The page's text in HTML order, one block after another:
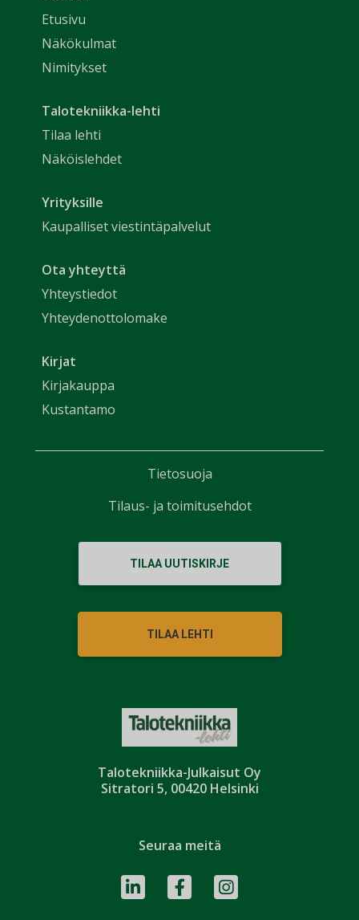
Talotekniikka-Julkaisut Oy
Sitratori 5, 00420 Helsinki
Etusivu
Näkökulmat
Nimitykset
Talotekniikka-lehti
Tilaa lehti
Näköislehdet
Yrityksille
Kaupalliset viestintäpalvelut
Ota yhteyttä
Yhteystiedot
Yhteydenottolomake
Kirjat
Kirjakauppa
Kustantamo
TILAA UUTISKIRJE
TILAA LEHTI
Seuraa meitä
Tietosuoja
Tilaus- ja toimitusehdot